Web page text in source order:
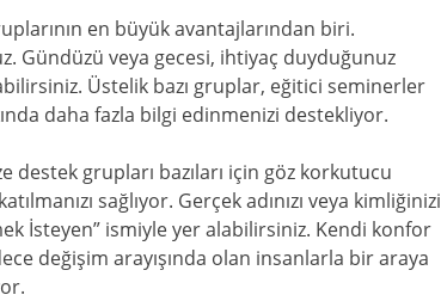
en büyük avantajlarından biri.
Gündüzü veya gecesi, ihtiyaç duyduğunuz
Üstelik bazı gruplar, eğitici seminerler
daha fazla bilgi edinmenizi destekliyor.
grupları bazıları için göz korkutucu
sağlıyor. Gerçek adınızı veya kimliğinizi
İsteyen” ismiyle yer alabilirsiniz. Kendi konfor
değişim arayışında olan insanlarla bir araya